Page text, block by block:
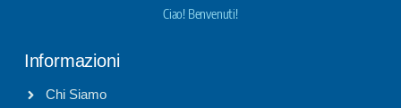
Ciao! Benvenuti!
Informazioni
Chi Siamo